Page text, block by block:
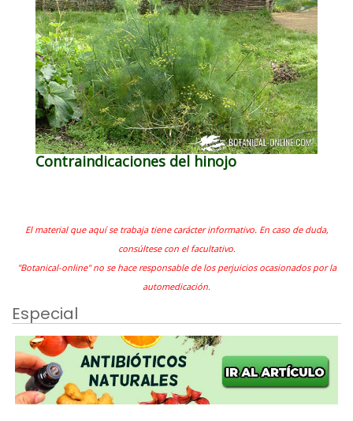
Contraindicaciones del hinojo
El material que aquí se trabaja tiene carácter informativo. En caso de duda,
consúltese con el facultativo.
"Botanical-online" no se hace responsable de los perjuicios ocasionados por la
automedicación.
Especial